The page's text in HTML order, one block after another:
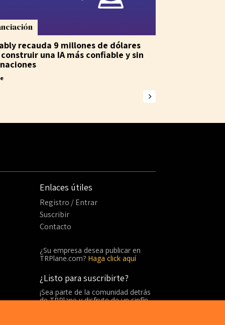
recauda 9 millones de dólares
una IA más confiable y sin
Enlaces útiles
Registro / Entrar
Suscribir
Contacto
¿Su empresa desea publicar en
TRPlane.com? Haga click aquí
¿Listo para suscribirte?
¡Sea parte de la comunidad detrás
de TRPlane y disfrute de un sinfín